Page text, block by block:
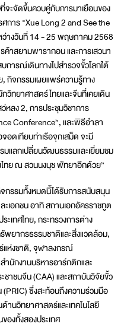
ะจัดขึ้นควบคู่กับการมาเยือนของ
ศการ "Xue Long 2 and See the
ว่างวันที่ 14 - 25 พฤษภาคม 2568
าสยามพารากอน และการเสวนา
ารณ์เดินทางไปสำรวจขั้วโลกใต้
, กิจกรรมเผยแพร่ความรู้ทาง
ทยาศาสตร์ไทยและจีนที่เคยเดิน
หลง 2, การประชุมวิชาการ
Conference”, และพิธีอำลา
จอดเทียบท่าเรือจุกเสม็ด จะมี
มแลกเปลี่ยนวัฒนธรรมและเยี่ยมชม
ทย ณ สวนนงนุช พัทยาอีกด้วย”
กรรมทั้งหมดนี้ได้รับการสนับสนุน
เอกชน อาทิ สถานเอกอัครราชทูต
เทศไทย, กระทรวงการต่าง
พยากรธรรมชาติและสิ่งแวดล้อม,
ห่งชาติ, จุฬาลงกรณ์
นักงานบริหารอาร์กติกและ
าชนจีน (CAA) และสถาบันวิจัยขั้ว
ซึ่งสะท้อนถึงความร่วมมือ
านวิทยาศาสตร์และเทคโนโลยี
งทั้งสองประเทศ